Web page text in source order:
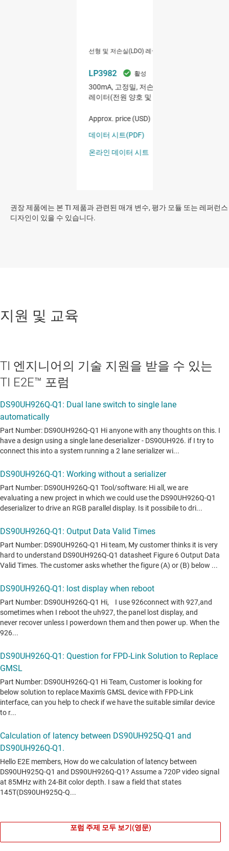
권장 제품에는 본 TI 제품과 관련된 매개 변수, 평가 모듈 또는 레퍼런스
디자인이 있을 수 있습니다.
지원 및 교육
TI 엔지니어의 기술 지원을 받을 수 있는
TI E2E™ 포럼
포럼 주제 모두 보기(영문)